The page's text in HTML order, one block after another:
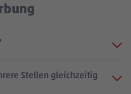
Stellen gleichzeitig